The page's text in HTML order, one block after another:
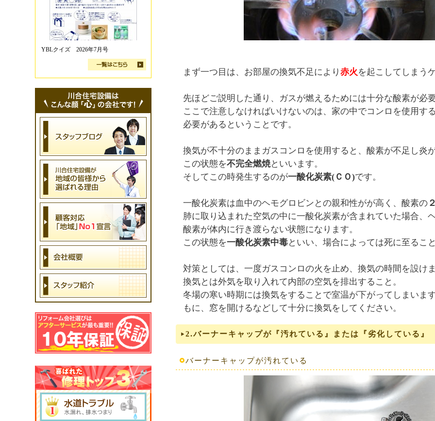
まず一つ目は、お部屋の換気不足により 赤火を起こしてしまう
先ほどご説明した通り、ガスが燃えるためには十分な酸素が必
ここで注意しなければいけないのは、家の中でコンロを使用す
必要があるということです。
換気が不十分のままガスコンロを使用すると、酸素が不足し炎
この状態を不完全燃焼といいます。
そしてこの時発生するのが一酸化炭素(ＣＯ)です。
一酸化炭素は血中のヘモグロビンとの親和性がが高く、酸素の
肺に取り込まれた空気の中に一酸化炭素が含まれていた場合、
酸素が体内に行き渡らない状態になります。
この状態を一酸化炭素中毒といい、場合によっては死に至るこ
対策としては、一度ガスコンロの火を止め、換気の時間を設け
換気とは外気を取り入れて内部の空気を排出すること。
冬場の寒い時期には換気をすることで室温が下がってしまいま
もに、窓を開けるなどして十分に換気をしてください。
2.バーナーキャップが『汚れている』または『劣化している』
バーナーキャップが汚れている
YBLクイズ 2026年7月号